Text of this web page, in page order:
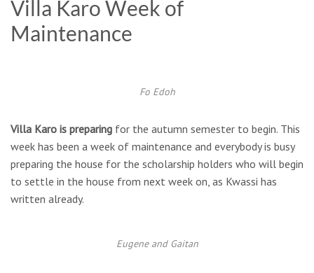
Villa Karo Week of
Maintenance
Fo Edoh
Villa Karo is preparing for the autumn semester to begin. This
week has been a week of maintenance and everybody is busy
preparing the house for the scholarship holders who will begin
to settle in the house from next week on, as Kwassi has
written already.
Eugene and Gaitan